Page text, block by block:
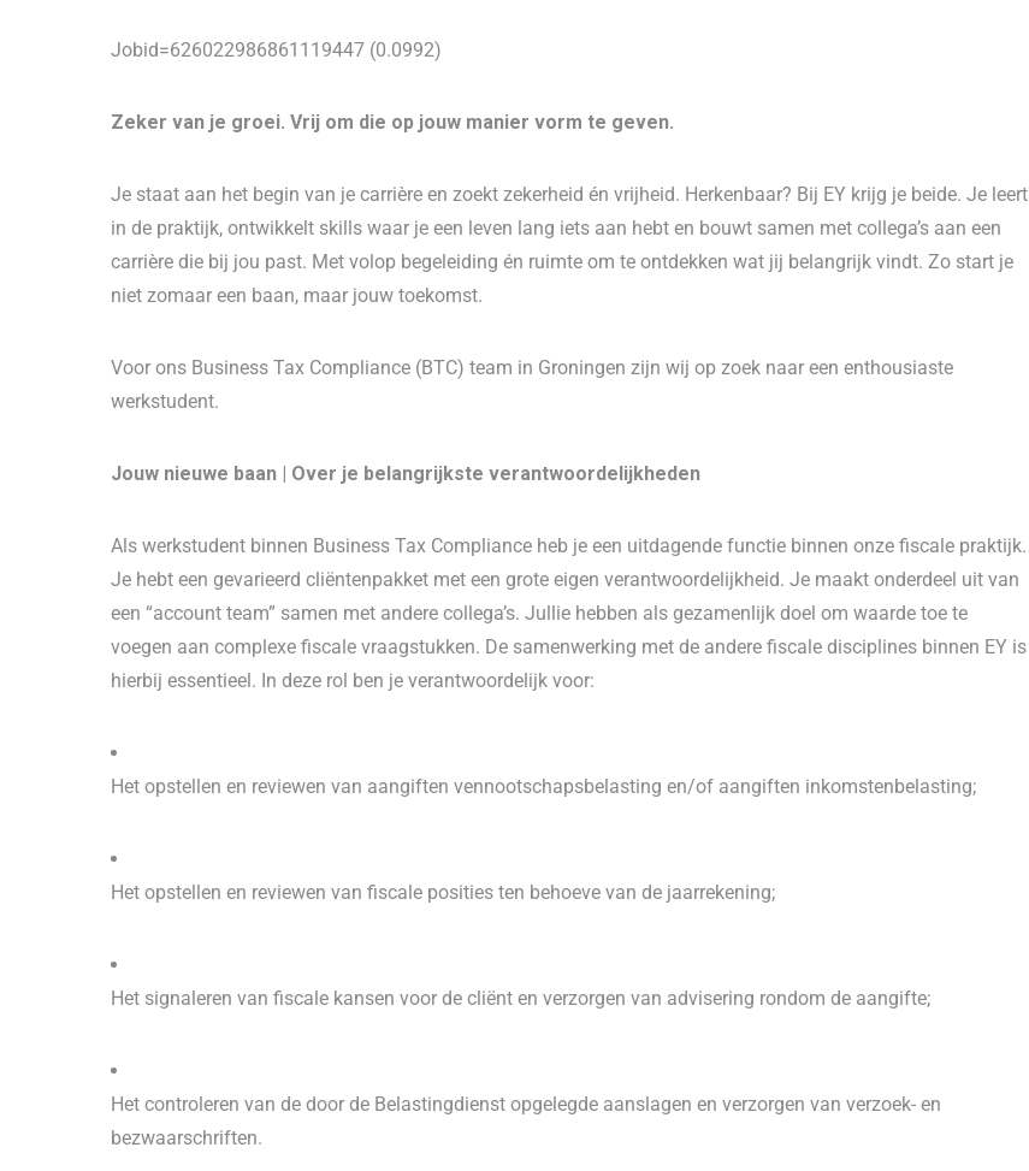
Jobid=626022986861119447 (0.0992)
Zeker van je groei. Vrij om die op jouw manier vorm te geven.
Je staat aan het begin van je carrière en zoekt zekerheid én vrijheid. Herkenbaar? Bij EY krijg je beide. Je leert
in de praktijk, ontwikkelt skills waar je een leven lang iets aan hebt en bouwt samen met collega’s aan een
carrière die bij jou past. Met volop begeleiding én ruimte om te ontdekken wat jij belangrijk vindt. Zo start je
niet zomaar een baan, maar jouw toekomst.
Voor ons Business Tax Compliance (BTC) team in Groningen zijn wij op zoek naar een enthousiaste
werkstudent.
Jouw nieuwe baan | Over je belangrijkste verantwoordelijkheden
Als werkstudent binnen Business Tax Compliance heb je een uitdagende functie binnen onze fiscale praktijk.
Je hebt een gevarieerd cliëntenpakket met een grote eigen verantwoordelijkheid. Je maakt onderdeel uit van
een “account team” samen met andere collega’s. Jullie hebben als gezamenlijk doel om waarde toe te
voegen aan complexe fiscale vraagstukken. De samenwerking met de andere fiscale disciplines binnen EY is
hierbij essentieel. In deze rol ben je verantwoordelijk voor:
Het opstellen en reviewen van aangiften vennootschapsbelasting en/of aangiften inkomstenbelasting;
Het opstellen en reviewen van fiscale posities ten behoeve van de jaarrekening;
Het signaleren van fiscale kansen voor de cliënt en verzorgen van advisering rondom de aangifte;
Het controleren van de door de Belastingdienst opgelegde aanslagen en verzorgen van verzoek- en
bezwaarschriften.